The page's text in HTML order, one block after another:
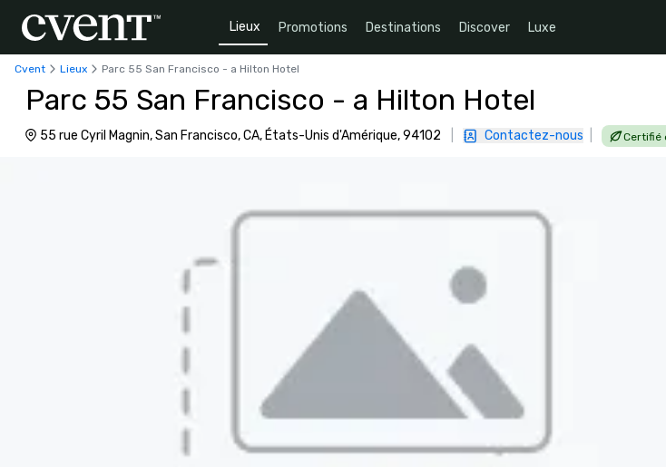
Lieux Promotions Destinations Discover Luxe
Cvent Lieux Parc 55 San Francisco - a Hilton Hotel
Parc 55 San Francisco - a Hilton Hotel
55 rue Cyril Magnin, San Francisco, CA, États-Unis d'Amérique, 94102 Contactez-nous Certifié